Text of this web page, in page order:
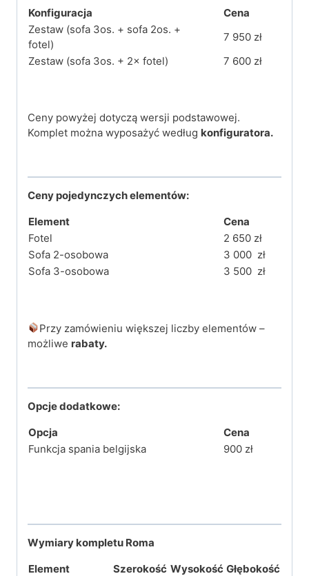
Konfiguracja
Cena
Zestaw (sofa 3os. + sofa 2os. +
fotel)
7 950 zł
Zestaw (sofa 3os. + 2× fotel)
7 600 zł
Ceny powyżej dotyczą wersji podstawowej.
Komplet można wyposażyć według konfiguratora.
Ceny pojedynczych elementów:
Element
Cena
Fotel
2 650 zł
Sofa 2-osobowa
3 000 zł
Sofa 3-osobowa
3 500 zł
Przy zamówieniu większej liczby elementów –
możliwe rabaty.
Opcje dodatkowe:
Opcja
Cena
Funkcja spania belgijska
900 zł
Wymiary kompletu Roma
Element
Szerokość Wysokość Głębokość